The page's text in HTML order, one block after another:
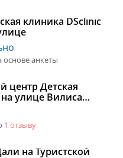
клиника DSclinic
основе анкеты
центр Детская
улице Вилиса
1 отзыву
на Туристской